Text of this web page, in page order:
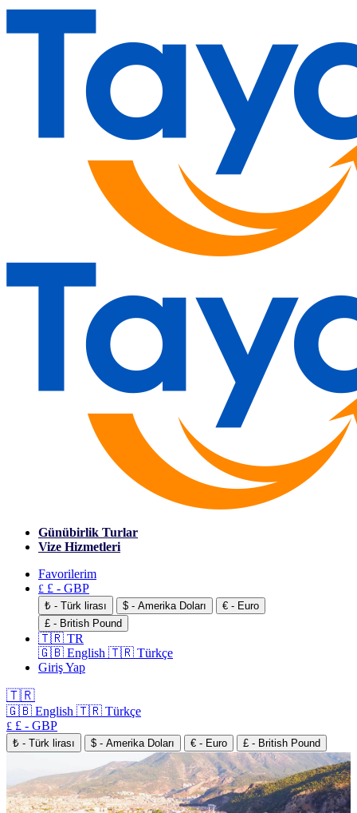
Günübirlik Turlar
Vize Hizmetleri
Favorilerim
£ £ - GBP
₺ - Türk lirası $ - Amerika Doları
€ - Euro
£ - British Pound
🇹🇷 TR
🇬🇧 English 🇹🇷 Türkçe
Giriş Yap
🇹🇷
🇬🇧 English 🇹🇷 Türkçe
£ £ - GBP
₺ - Türk lirası $ - Amerika Doları € - Euro £ - British Pound